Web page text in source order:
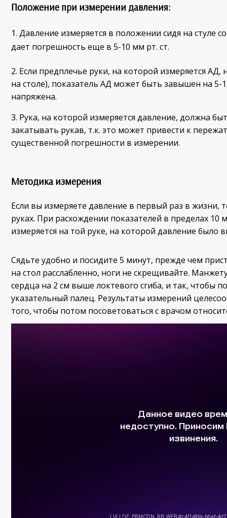
Положение при измерении давления:
Давление измеряется в положении сидя на стуле
дает погрешность еще в 5-10 мм рт. ст.
2. Если предплечье руки, на которой измеряется
на столе), показатель АД может быть завышен на 5-
напряжена.
3. Рука, на которой измеряется давление, должна
закатывать рукав, т.к. это может привести к
существенной погрешности в измерении.
Методика измерения
Если вы измеряете давление в первый раз в жизни,
руках. При расхождении показателей в пределах
измеряется на той руке, на которой давление было
Сядьте удобно и посидите 5 минут, прежде чем
на стол расслабленно, ноги не скрещивайте.
сердца на 2 см выше локтевого сгиба, и так, чтобы
указательный палец. Результаты измерений
того, чтобы потом посоветоваться с врачом